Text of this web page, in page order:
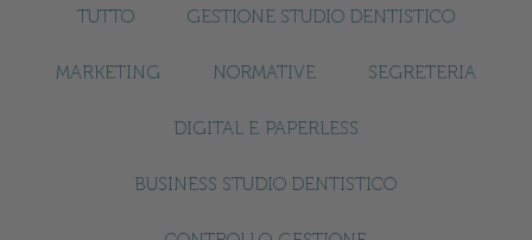
TUTTO GESTIONE STUDIO DENTISTICO
MARKETING NORMATIVE SEGRETERIA
DIGITAL E PAPERLESS
BUSINESS STUDIO DENTISTICO